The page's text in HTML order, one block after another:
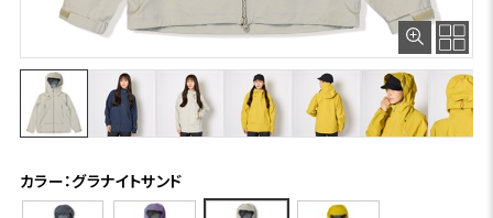
カラー：グラナイトサンド